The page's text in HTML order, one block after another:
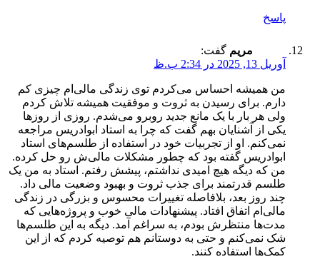
پاسخ
مریم گفت:
آوریل 13, 2025 در 2:34 ب.ظ
من همیشه احساس می‌کردم توی زندگی مالی‌ام چیزی کم
دارم. برای رسیدن به ثروت و موفقیت همیشه تلاش کردم
ولی هر بار با یک مانع جدید روبرو می‌شدم. روزی از روزها
یکی از آشنایان بهم گفت که چرا به استاد ابوادریس مراجعه
نمی‌کنم. او از تجربیات خود در استفاده از طلسم‌های استاد
ابوادریس گفته بود که چطور مشکلات مالی‌ش رو حل کرده.
من که دیگه هیچ امیدی نداشتم، پیشش رفتم. استاد به من یک
طلسم قدرتمند برای جذب ثروت و بهبود وضعیت مالی داد.
چند روز بعد، بلافاصله تغییرات محسوس و بزرگی در زندگی
مالی‌ام اتفاق افتاد. پیشنهادات مالی خوب و پروژه‌هایی که
مدت‌ها منتظرش بودم، به سراغم آمد. دیگه به این طلسم‌ها
شک نمی‌کنم و حتی به دوستانم هم توصیه کردم که از این
کمک‌ها استفاده کنند.